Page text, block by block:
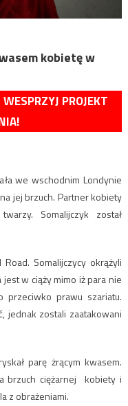
kobietę w
PROJEKT
we wschodnim Londynie
jej brzuch. Partner kobiety
Somalijczyk został
Somalijczycy okrążyli
w ciąży mimo iż para nie
przeciwko prawu szariatu.
jednak zostali zaatakowani
parę żrącym kwasem.
brzuch ciężarnej kobiety i
z obrażeniami.